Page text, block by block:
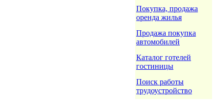
Покупка, продажа
оренда жилья
Продажа покупка
автомобилей
Каталог готелей
гостиницы
Поиск работы
трудоустройство